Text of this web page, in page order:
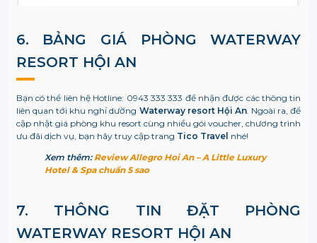
6. BẢNG GIÁ PHÒNGWATERWAY
RESORT HỘI AN
Bạn có thể liên hệ Hotline: 0943 333 333 để nhận được các thông tin
liên quan tới khu nghỉ dưỡng Waterway resort Hội An. Ngoài ra, để
cập nhật giá phòng khu resort cùng nhiều gói voucher, chương trình
ưu đãi dịch vụ, bạn hãy truy cập trang Tico Travel nhé!
Xem thêm: Review Allegro Hoi An – A Little Luxury
Hotel & Spa chuẩn 5 sao
7. THÔNG TIN ĐẶT PHÒNG
WATERWAY RESORT HỘI AN